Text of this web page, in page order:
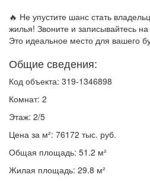
🔥 Не упустите шанс стать
жилья! Звоните и записывайтесь
Это идеальное место для вашего
Общие сведения:
Код объекта: 319-1346898
Комнат: 2
Этаж: 2/5
Цена за м²: 76172 тыс. руб.
Общая площадь: 51.2 м²
Жилая площадь: 29.8 м²